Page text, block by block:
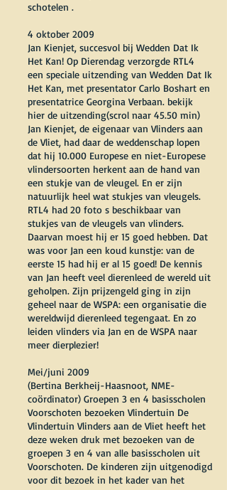
schotelen .
4 oktober 2009
Jan Kienjet, succesvol bij Wedden Dat Ik
Het Kan! Op Dierendag verzorgde RTL4
een speciale uitzending van Wedden Dat Ik
Het Kan, met presentator Carlo Boshart en
presentatrice Georgina Verbaan. bekijk
hier de uitzending(scrol naar 45.50 min)
Jan Kienjet, de eigenaar van Vlinders aan
de Vliet, had daar de weddenschap lopen
dat hij 10.000 Europese en niet-Europese
vlindersoorten herkent aan de hand van
een stukje van de vleugel. En er zijn
natuurlijk heel wat stukjes van vleugels.
RTL4 had 20 foto s beschikbaar van
stukjes van de vleugels van vlinders.
Daarvan moest hij er 15 goed hebben. Dat
was voor Jan een koud kunstje: van de
eerste 15 had hij er al 15 goed! De kennis
van Jan heeft veel dierenleed de wereld uit
geholpen. Zijn prijzengeld ging in zijn
geheel naar de WSPA: een organisatie die
wereldwijd dierenleed tegengaat. En zo
leiden vlinders via Jan en de WSPA naar
meer dierplezier!
Mei/juni 2009
(Bertina Berkheij-Haasnoot, NME-
coördinator) Groepen 3 en 4 basisscholen
Voorschoten bezoeken Vlindertuin De
Vlindertuin Vlinders aan de Vliet heeft het
deze weken druk met bezoeken van de
groepen 3 en 4 van alle basisscholen uit
Voorschoten. De kinderen zijn uitgenodigd
voor dit bezoek in het kader van het